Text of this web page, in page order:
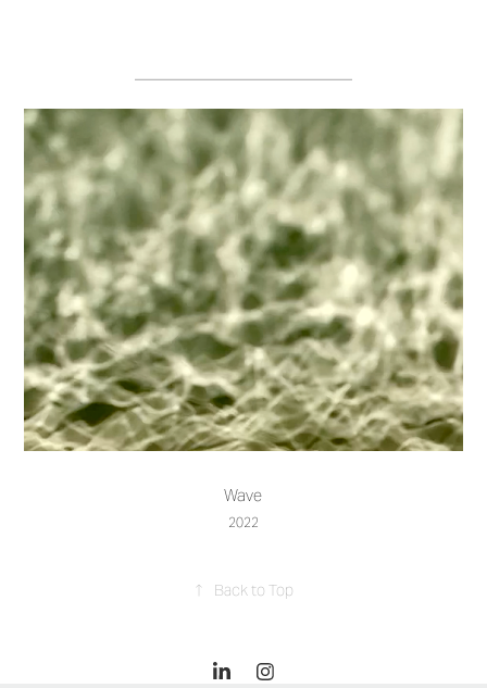
Wave
2022
↑ Back to Top